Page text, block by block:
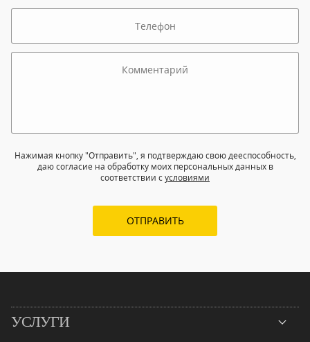
Нажимая кнопку "Отправить", я подтверждаю свою дееспособность,
даю согласие на обработку моих персональных данных в
соответствии сусловиями
ОТПРАВИТЬ
УСЛУГИ